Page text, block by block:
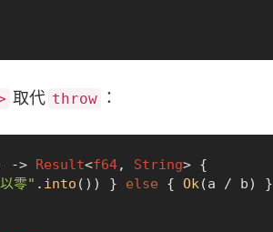
取代 throw ：
-> Result<f64, String> {
零" . into ()) } else { Ok(a / b) }